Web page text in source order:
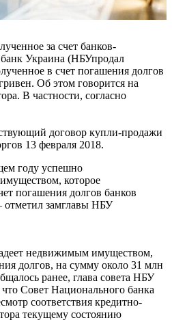
за счет банков-
Украина (НБУпродал
в счет погашения долгов
Об этом говорится на
В частности, согласно
договор купли-продажи
13 февраля 2018.
году успешно
которое
погашения долгов банков
отметил замглавы НБУ
недвижимым имуществом,
долгов, на сумму около 31 млн
ранее, глава совета НБУ
Совет Национального банка
соответствия кредитно-
текущему состоянию